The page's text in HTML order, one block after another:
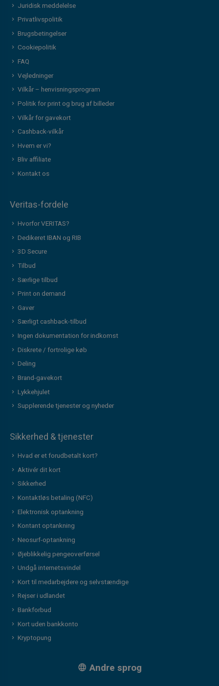
Juridisk meddelelse
Privatlivspolitik
Brugsbetingelser
Cookiepolitik
FAQ
Vejledninger
Vilkår – henvisningsprogram
Politik for print og brug af billeder
Vilkår for gavekort
Cashback-vilkår
Hvem er vi?
Bliv affiliate
Kontakt os
Veritas-fordele
Hvorfor VERITAS?
Dedikeret IBAN og RIB
3D Secure
Tilbud
Særlige tilbud
Print on demand
Gaver
Særligt cashback-tilbud
Ingen dokumentation for indkomst
Diskrete / fortrolige køb
Deling
Brand-gavekort
Lykkehjulet
Supplerende tjenester og nyheder
Sikkerhed & tjenester
Hvad er et forudbetalt kort?
Aktivér dit kort
Sikkerhed
Kontaktløs betaling (NFC)
Elektronisk optankning
Kontant optankning
Neosurf-optankning
Øjeblikkelig pengeoverførsel
Undgå internetsvindel
Kort til medarbejdere og selvstændige
Rejser i udlandet
Bankforbud
Kort uden bankkonto
Kryptopung
Andre sprog